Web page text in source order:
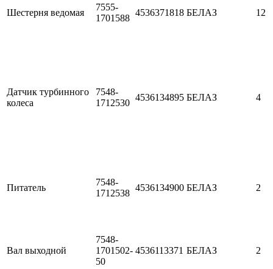
Шестерня ведомая
7555-
1701588
4536371818 БЕЛАЗ 12
Датчик турбинного
колеса
7548-
1712530
4536134895 БЕЛАЗ 4
Питатель
7548-
1712538
4536134900 БЕЛАЗ 2
Вал выходной
7548-
1701502-
50
4536113371 БЕЛАЗ 2